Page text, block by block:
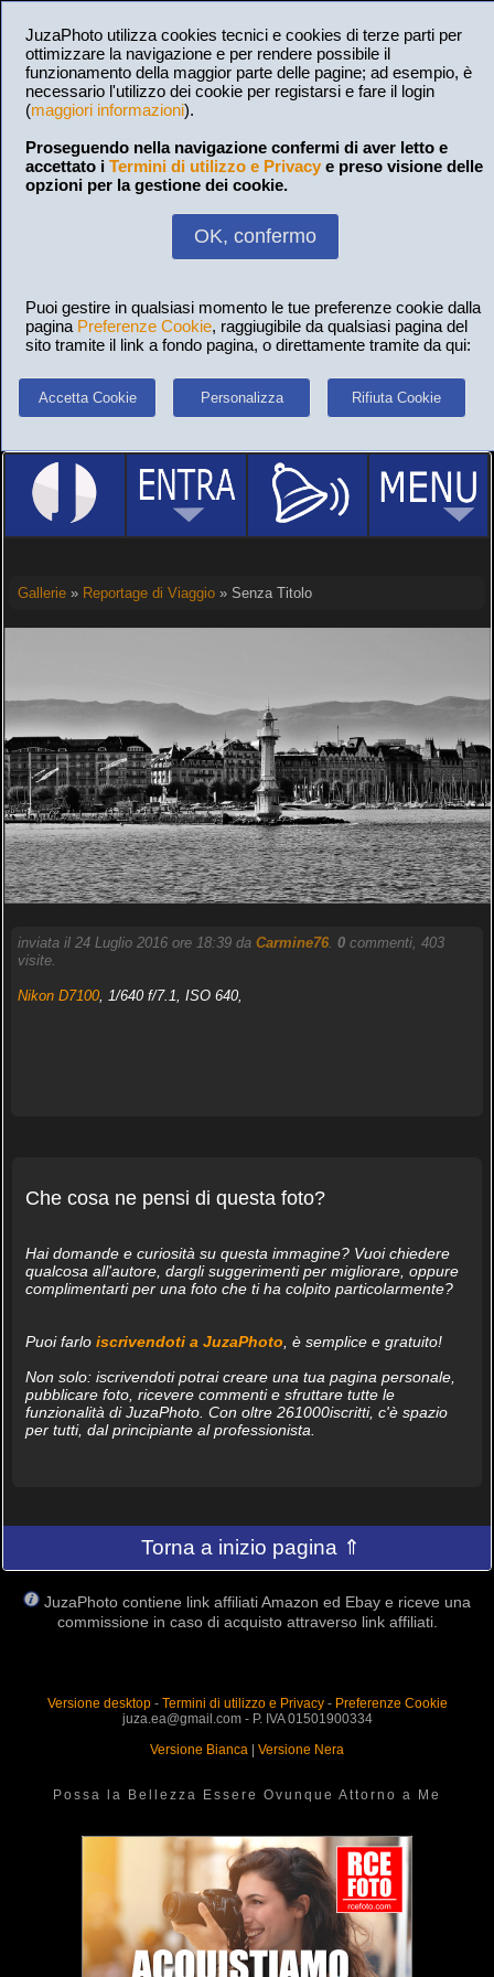
JuzaPhoto utilizza cookies tecnici e cookies di terze parti per
ottimizzare la navigazione e per rendere possibile il
funzionamento della maggior parte delle pagine; ad esempio, è
necessario l'utilizzo dei cookie per registarsi e fare il login
(maggiori informazioni).
Proseguendo nella navigazione confermi di aver letto e
accettato i Termini di utilizzo e Privacy e preso visione delle
opzioni per la gestione dei cookie.
OK, confermo
Puoi gestire in qualsiasi momento le tue preferenze cookie dalla
pagina Preferenze Cookie, raggiugibile da qualsiasi pagina del
sito tramite il link a fondo pagina, o direttamente tramite da qui:
Accetta Cookie Personalizza Rifiuta Cookie
Gallerie» Reportage di Viaggio» Senza Titolo
inviata il 24 Luglio 2016 ore 18:39 da Carmine76. 0commenti, 403
visite.
Nikon D7100, 1/640 f/7.1, ISO 640,
Che cosa ne pensi di questa foto?
Hai domande e curiosità su questa immagine? Vuoi chiedere
qualcosa all'autore, dargli suggerimenti per migliorare, oppure
complimentarti per una foto che ti ha colpito particolarmente?
Puoi farlo iscrivendoti a JuzaPhoto , è semplice e gratuito!
Non solo: iscrivendoti potrai creare una tua pagina personale,
pubblicare foto, ricevere commenti e sfruttare tutte le
funzionalità di JuzaPhoto. Con oltre 261000iscritti, c'è spazio
per tutti, dal principiante al professionista.
Torna a inizio pagina ⇑
JuzaPhoto contiene link affiliati Amazon ed Ebay e riceve una
commissione in caso di acquisto attraverso link affiliati.
Versione desktop- Termini di utilizzo e Privacy- Preferenze Cookie
juza.ea@gmail.com - P. IVA 01501900334
Versione Bianca
Versione Nera
Possa la Bellezza Essere Ovunque Attorno a Me